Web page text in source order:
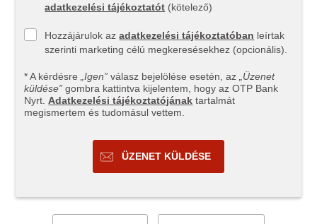
adatkezelési tájékoztatót (kötelező)
Hozzájárulok azadatkezelési tájékoztatóban leírtak
szerinti marketing célú megkeresésekhez (opcionális).
* A kérdésre „Igen” válasz bejelölése esetén, az
„Üzenet
küldése” gombra kattintva kijelentem, hogy az OTP Bank
Nyrt. Adatkezelési tájékoztatójának tartalmát
megismertem és tudomásul vettem.
ÜZENET KÜLDÉSE